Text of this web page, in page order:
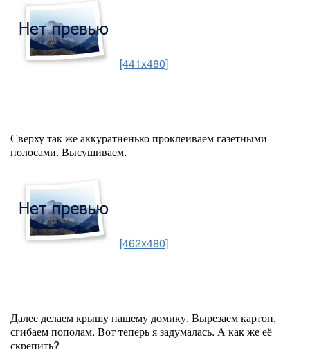
[441x480]
Сверху так же аккуратненько проклеиваем газетными
полосами. Высушиваем.
[462x480]
Далее делаем крышу нашему домику. Вырезаем картон,
сгибаем пополам. Вот теперь я задумалась. А как же её
скрепить?